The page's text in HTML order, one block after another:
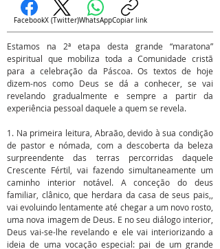
FacebookX (Twitter)WhatsAppCopiar link
Estamos na 2ª etapa desta grande “maratona”
espiritual que mobiliza toda a Comunidade cristã
para a celebração da Páscoa. Os textos de hoje
dizem-nos como Deus se dá a conhecer, se vai
revelando gradualmente e sempre a partir da
experiência pessoal daquele a quem se revela.
1. Na primeira leitura, Abraão, devido à sua condição
de pastor e nómada, com a descoberta da beleza
surpreendente das terras percorridas daquele
Crescente Fértil, vai fazendo simultaneamente um
caminho interior notável. A conceção do deus
familiar, clânico, que herdara da casa de seus pais,,
vai evoluindo lentamente até chegar a um novo rosto,
uma nova imagem de Deus. E no seu diálogo interior,
Deus vai-se-lhe revelando e ele vai interiorizando a
ideia de uma vocação especial: pai de um grande